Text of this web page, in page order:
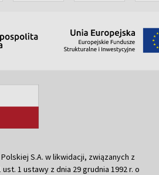
S.A. w likwidacji, związanych z
1 ustawy z dnia 29 grudnia 1992 r. o